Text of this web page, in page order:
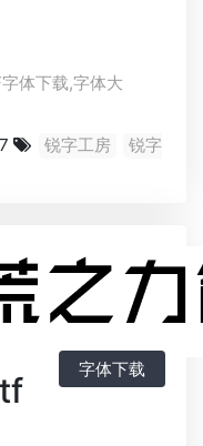
字体下载,字体大
锐字工房
锐字
字体下载